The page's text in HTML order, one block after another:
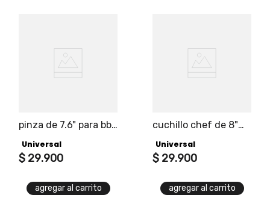
pinza de 7.6" para bbq
Universal
$ 29.900
agregar al carrito
cuchillo chef de 8"
black
Universal
$ 29.900
agregar al carrito